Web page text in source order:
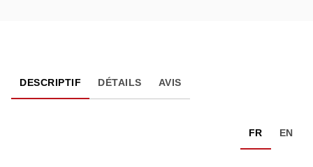
DESCRIPTIF DÉTAILS AVIS
FR EN